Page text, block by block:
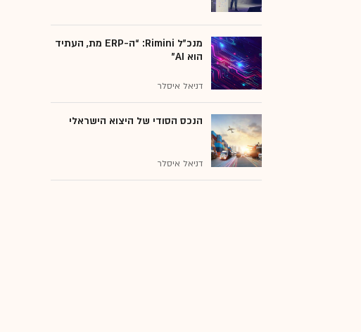
מנכ״ל Rimini: “ה-ERP מת, העתיד
הוא AI"
דניאל איסלר
הנכס הסודי של היצוא הישראלי
דניאל איסלר